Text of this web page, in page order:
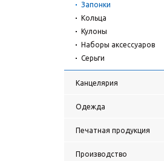
Запонки
Кольца
Кулоны
Наборы аксессуаров
Серьги
Канцелярия
Одежда
Печатная продукция
Производство